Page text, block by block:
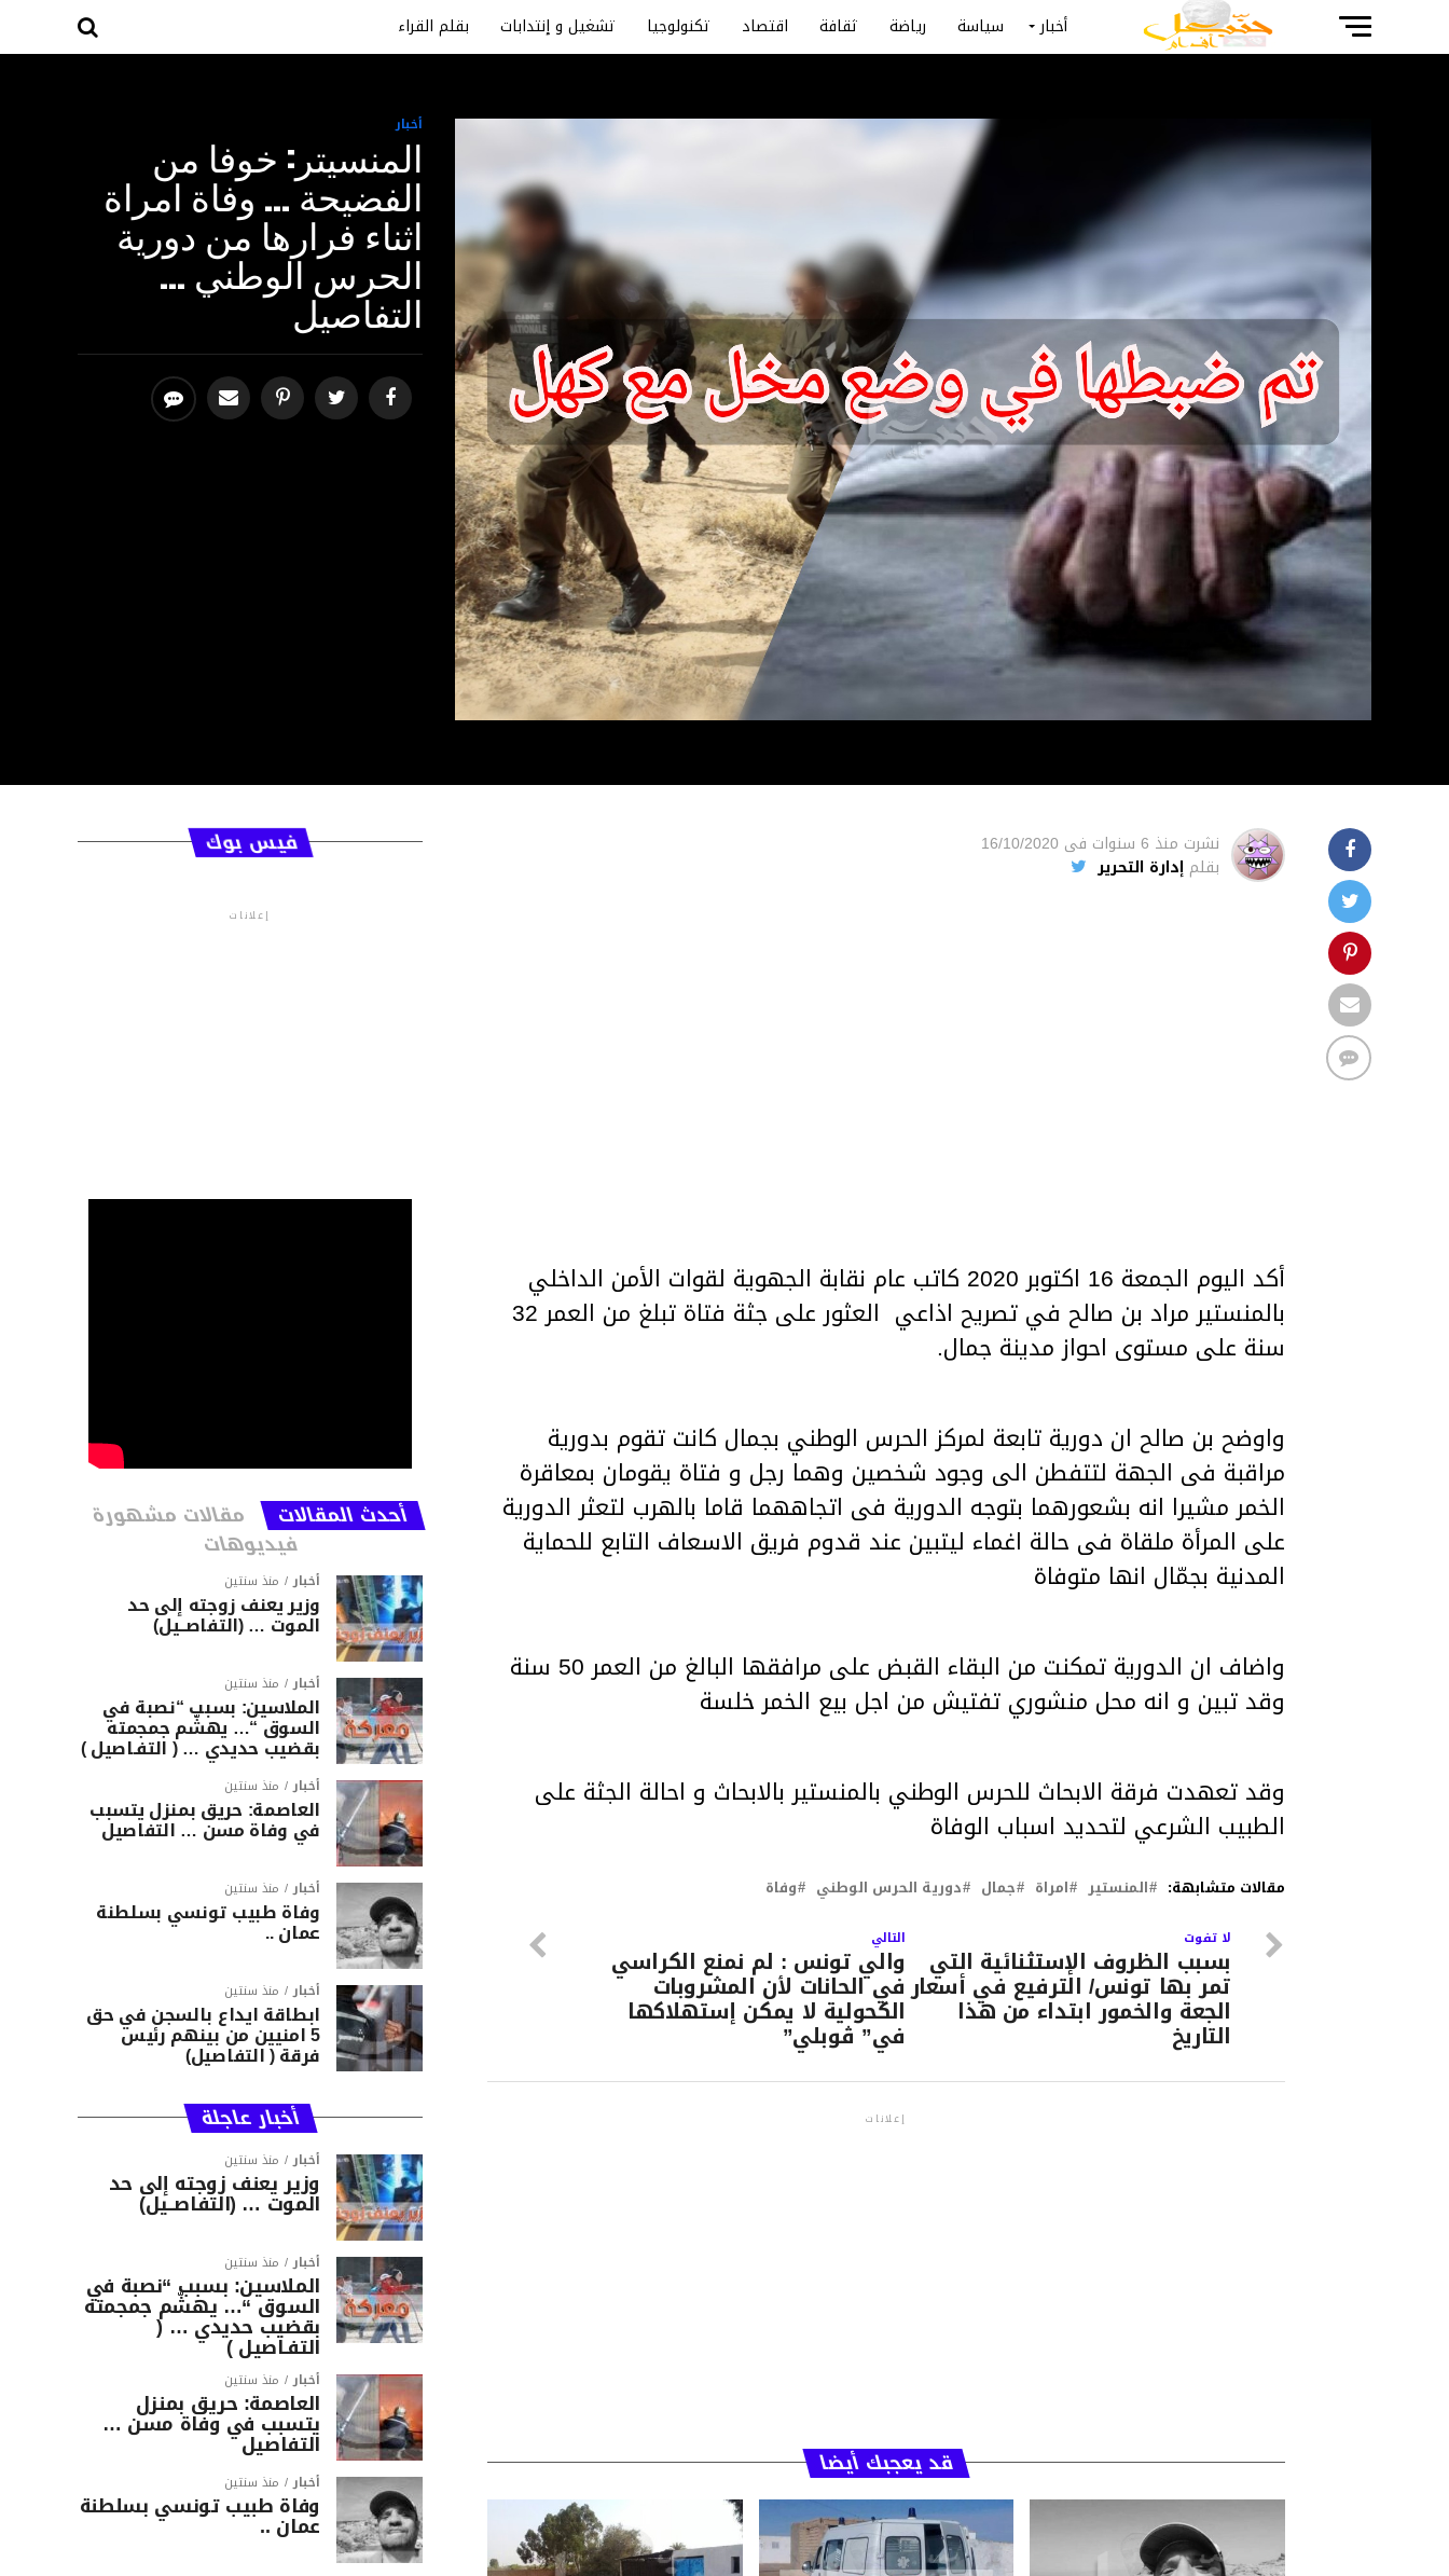
أخبار سياسة رياضة ثقافة اقتصاد تكنولوجيا تشغيل و إنتدابات بقلم القراء
أخبار
المنسيتر: خوفا من
الفضيحة … وفاة امراة
اثناء فرارها من دورية
الحرس الوطني …
التفاصيل
نشرت منذ 6 سنوات فى 16/10/2020
بقلم إدارة التحرير
أكد اليوم الجمعة 16 اكتوبر 2020 كاتب عام نقابة الجهوية لقوات الأمن الداخلي
بالمنستير مراد بن صالح في تصريح اذاعي العثور على جثة فتاة تبلغ من العمر 32
سنة على مستوى احواز مدينة جمال.
واوضح بن صالح ان دورية تابعة لمركز الحرس الوطني بجمال كانت تقوم بدورية
مراقبة فى الجهة لتتفطن الى وجود شخصين وهما رجل و فتاة يقومان بمعاقرة
الخمر مشيرا انه بشعورهما بتوجه الدورية فى اتجاههما قاما بالهرب لتعثر الدورية
على المرأة ملقاة فى حالة اغماء ليتبين عند قدوم فريق الاسعاف التابع للحماية
المدنية بجمّال انها متوفاة
واضاف ان الدورية تمكنت من البقاء القبض على مرافقها البالغ من العمر 50 سنة
وقد تبين و انه محل منشوري تفتيش من اجل بيع الخمر خلسة
وقد تعهدت فرقة الابحاث للحرس الوطني بالمنستير بالابحاث و احالة الجثة على
الطبيب الشرعي لتحديد اسباب الوفاة
مقالات متشابهة: المنستير امراة جمال دورية الحرس الوطني وفاة
التالي
والي تونس : لم نمنع الكراسي
في الحانات لأن المشروبات
الكحولية لا يمكن إستهلاكها
في” ڨوبلي”
لا تفوت
بسبب الظروف الإستثنائية التي
تمر بها تونس/ الترفيع في أسعار
الجعة والخمور ابتداء من هذا
التاريخ
إعلانات
قد يعجبك أيضا
فيس بوك
إعلانات
أحدث المقالات مقالات مشهورة
فيديوهات
أخبار منذ سنتين
وزير يعنف زوجته إلى حد
الموت … (التفاصــيل)
أخبار منذ سنتين
الملاسين: بسبب “نصبة في
السوق “… يهشّم جمجمته
بقضيب حديدي … ( التفـاصيل )
أخبار منذ سنتين
العاصمة: حريق بمنزل يتسبب
في وفاة مسن … التفاصيل
أخبار منذ سنتين
وفاة طبيب تونسي بسلطنة
عمان ..
أخبار منذ سنتين
ابطاقة ايداع بالسجن في حق
5 امنيين من بينهم رئيس
فرقة ( التفاصيل)
أخبار عاجلة
أخبار منذ سنتين
وزير يعنف زوجته إلى حد
الموت … (التفاصــيل)
أخبار منذ سنتين
الملاسين: بسبب “نصبة في
السوق “… يهشّم جمجمته
بقضيب حديدي … (
التفـاصيل )
أخبار منذ سنتين
العاصمة: حريق بمنزل
يتسبب في وفاة مسن …
التفاصيل
أخبار منذ سنتين
وفاة طبيب تونسي بسلطنة
عمان ..